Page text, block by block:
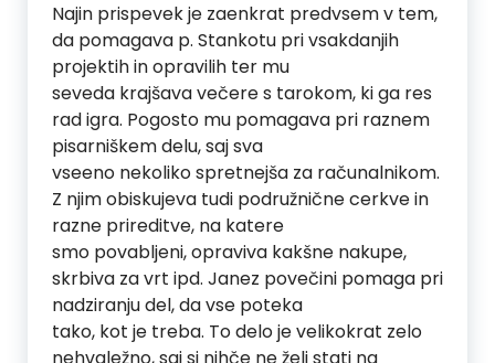
Najin prispevek je zaenkrat predvsem v tem,
da pomagava p. Stankotu pri vsakdanjih
projektih in opravilih ter mu
seveda krajšava večere s tarokom, ki ga res
rad igra. Pogosto mu pomagava pri raznem
pisarniškem delu, saj sva
vseeno nekoliko spretnejša za računalnikom.
Z njim obiskujeva tudi podružnične cerkve in
razne prireditve, na katere
smo povabljeni, opraviva kakšne nakupe,
skrbiva za vrt ipd. Janez povečini pomaga pri
nadziranju del, da vse poteka
tako, kot je treba. To delo je velikokrat zelo